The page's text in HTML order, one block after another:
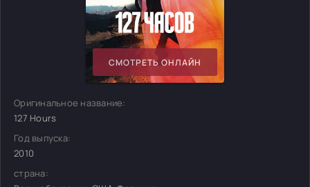
СМОТРЕТЬ ОНЛАЙН
Оригинальное название:
127 Hours
Год выпуска:
2010
страна: